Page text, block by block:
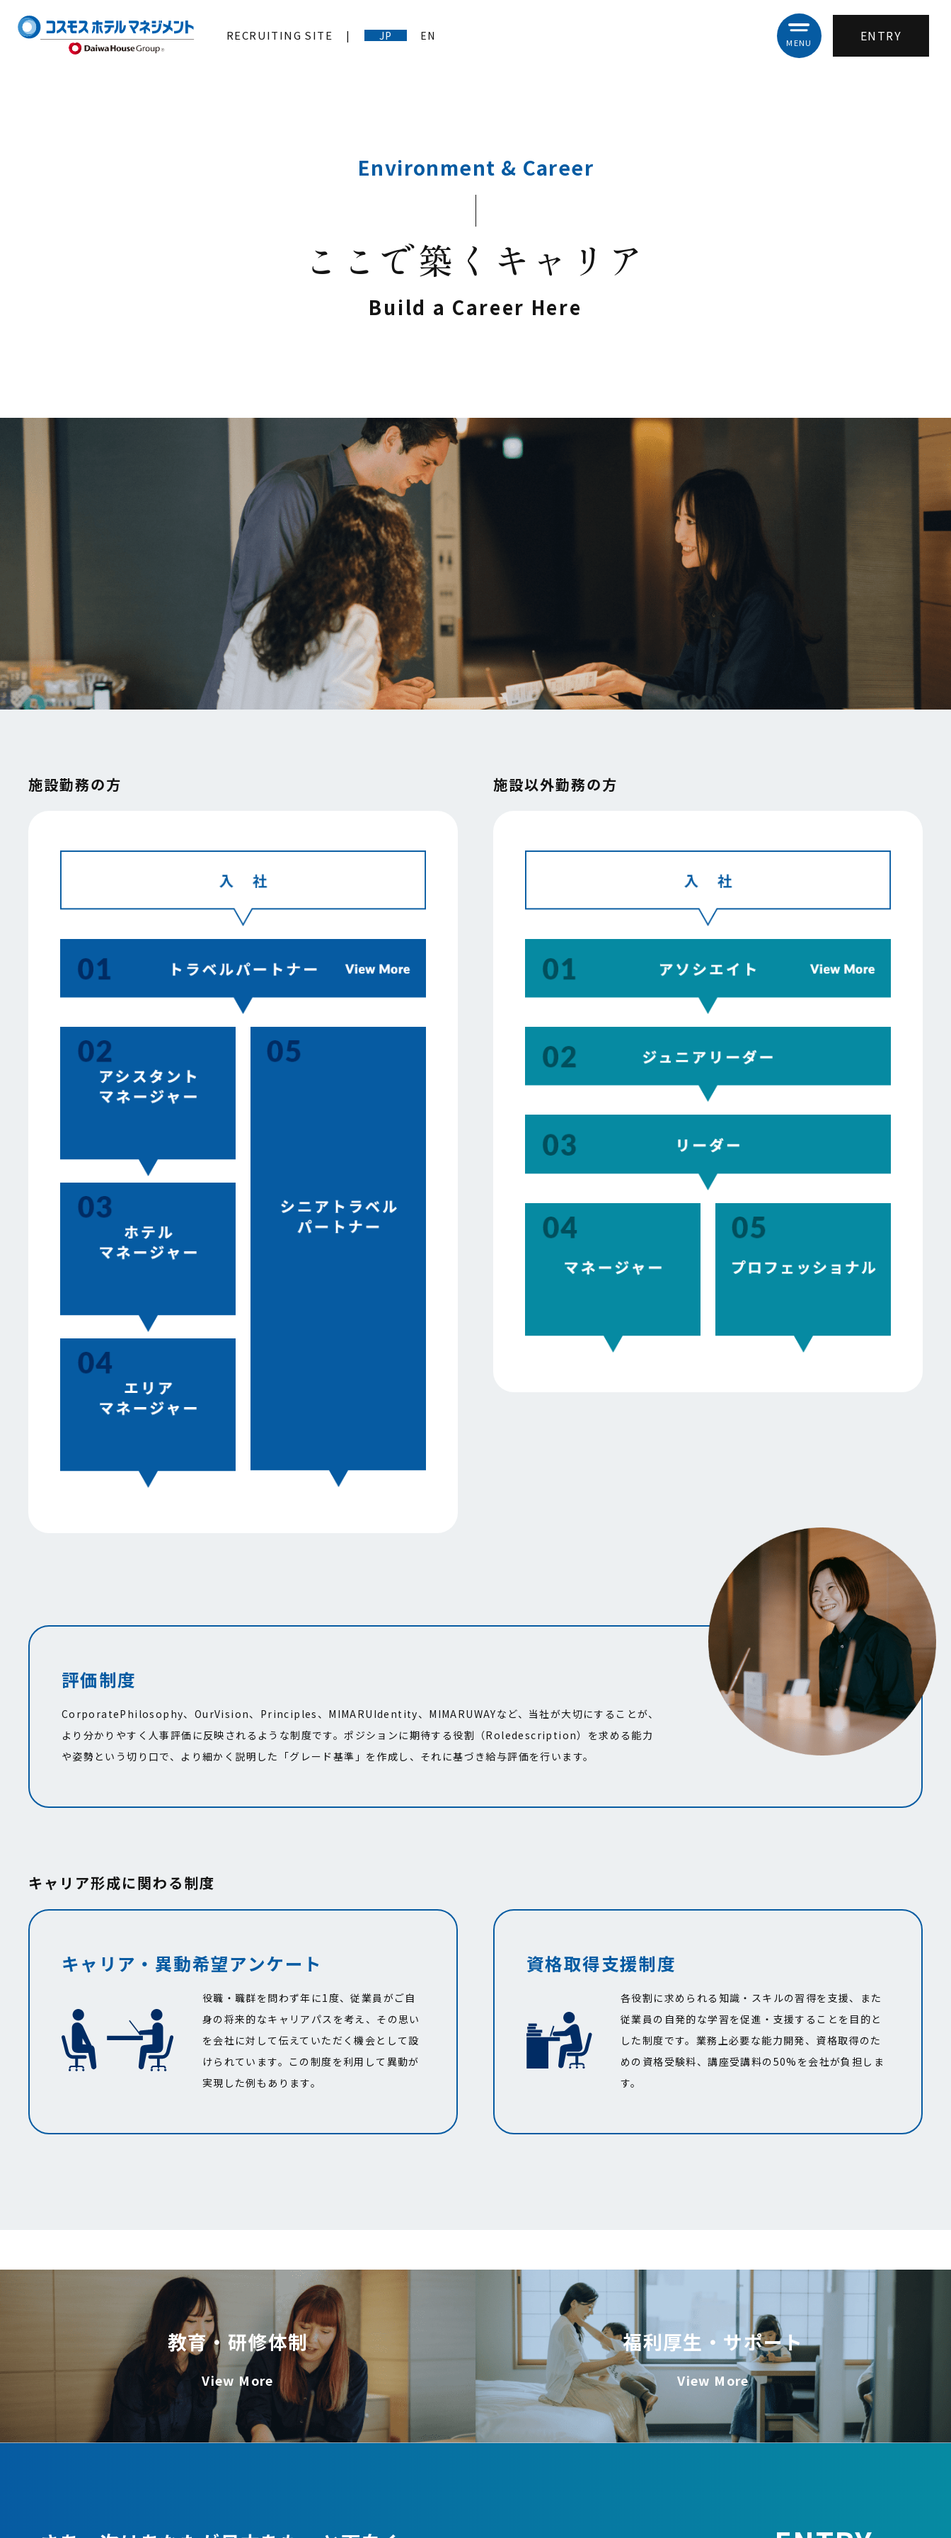
RECRUITING SITE JP EN ENTRY
Environment & Career
ここで築くキャリア
Build a Career Here
施設勤務の方 施設以外勤務の方
評価制度
CorporatePhilosophy、OurVision、Principles、MIMARUIdentity、MIMARUWAYなど、当社が大切にすることが、
より分かりやすく人事評価に反映されるような制度です。ポジションに期待する役割（Roledescription）を求める能力
や姿勢という切り口で、より細かく説明した「グレード基準」を作成し、それに基づき給与評価を行います。
キャリア形成に関わる制度
キャリア・異動希望アンケート
役職・職群を問わず年に1度、従業員がご自
身の将来的なキャリアパスを考え、その思い
を会社に対して伝えていただく機会として設
けられています。この制度を利用して異動が
実現した例もあります。
資格取得支援制度
各役割に求められる知識・スキルの習得を支援、また
従業員の自発的な学習を促進・支援することを目的と
した制度です。業務上必要な能力開発、資格取得のた
めの資格受験料、講座受講料の50%を会社が負担しま
す。
教育・研修体制
View More
福利厚生・サポート
View More